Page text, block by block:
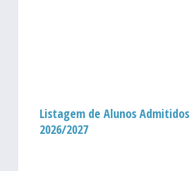
Listagem de Alunos Admitidos
2026/2027